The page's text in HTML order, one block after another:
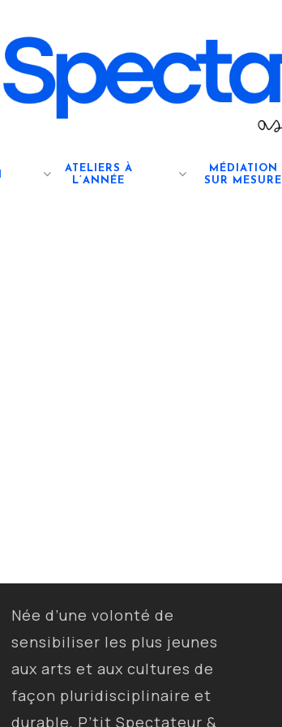
ATELIERS À
L’ANNÉE
MÉDIATION
SUR MESURE
Née d’une volonté de
sensibiliser les plus jeunes
aux arts et aux cultures de
façon pluridisciplinaire et
durable, P’tit Spectateur &